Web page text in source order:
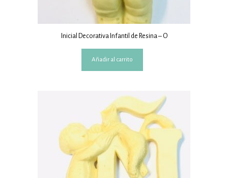
Inicial Decorativa Infantil de Resina – O
Añadir al carrito